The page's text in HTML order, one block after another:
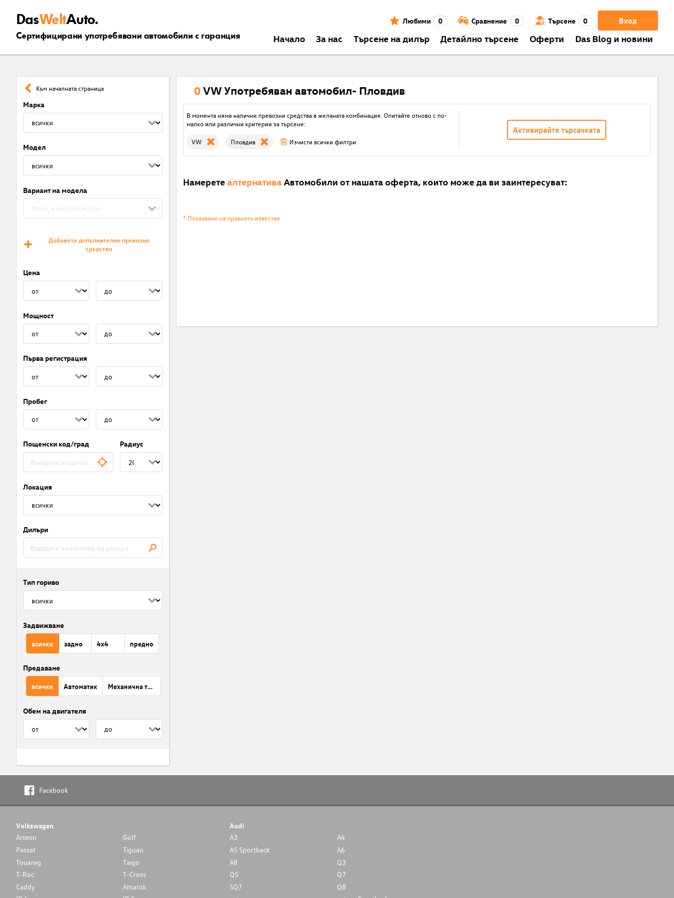
DasWeltAuto.
Сертифицирани употребявани автомобили с гаранция
Вход
Любими 0 Сравнение 0 Търсене 0
Началo За нас Търсене на дилър Детайлно търсене Оферти Das Blog и новини
Към началната страница
Марка
Модел
Вариант на модела
Добавете допълнително превозно
средство
Цена
Мощност
Първа регистрация
Пробег
Пощенски код/град Радиус
Локация
Дилъри
Тип гориво
Задвижване
всички задно 4x4 предно
Предаване
всички Автоматик Механична трансмисия
Обем на двигателя
0VW Употребяван автомобил- Пловдив
В момента няма налични превозни средства в желаната комбинация. Опитайте отново с по-
малко или различни критерии за търсене:
VW Пловдив Изчисти всички филтри
Активирайте търсачката
Намерете алтернатива Автомобили от нашата оферта, които може да ви заинтересуват:
* Показване на правното известие
Facebook
Volkswagen
Arteon
Golf
Passat
Tiguan
Touareg
Taigo
T-Roc
T-Cross
Caddy
Amarok
Audi
A3
A4
A5 Sportback
A6
A8
Q3
Q5
Q7
SQ7
Q8